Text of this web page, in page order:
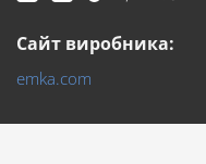
Сайт виробника:
emka.com